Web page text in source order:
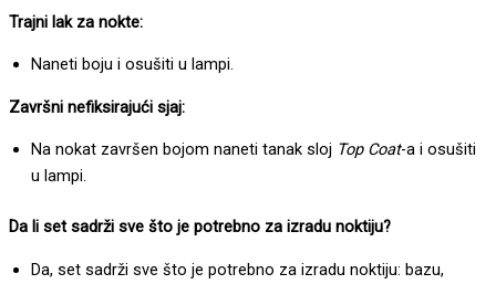
Trajni lak za nokte:
Naneti boju i osušiti u lampi.
Završni nefiksirajući sjaj:
Na nokat završen bojom naneti tanak sloj Top Coat-a i osušiti
u lampi.
Da li set sadrži sve što je potrebno za izradu noktiju?
Da, set sadrži sve što je potrebno za izradu noktiju: bazu,